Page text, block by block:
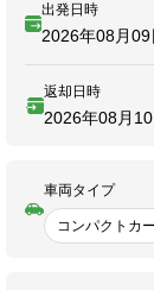
出発日時
2026年08月09
返却日時
2026年08月
車両タイプ
コンパクトカー